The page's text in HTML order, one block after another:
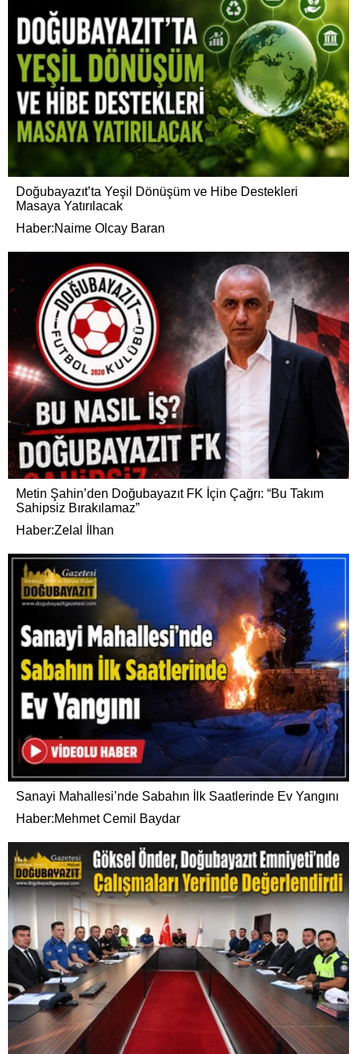
Doğubayazıt’ta Yeşil Dönüşüm ve Hibe Destekleri
Masaya Yatırılacak
Haber:Naime Olcay Baran
Metin Şahin’den Doğubayazıt FK İçin Çağrı: “Bu Takım
Sahipsiz Bırakılamaz”
Haber:Zelal İlhan
Sanayi Mahallesi’nde Sabahın İlk Saatlerinde Ev Yangını
Haber:Mehmet Cemil Baydar